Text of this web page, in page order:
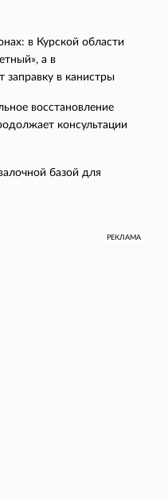
в Курской области
а в
в канистры
восстановление
консультации
базой для
РЕКЛАМА